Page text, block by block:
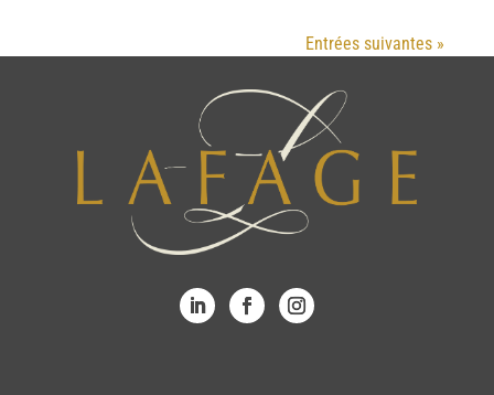
Entrées suivantes »